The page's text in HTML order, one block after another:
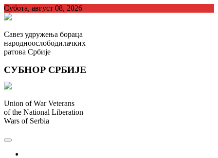
Skip
to
Субота, август 08, 2026
Савез удружења бораца
народноослободилачких
ратова Србије
СУБНОР СРБИЈЕ
Union of War Veterans
of the National Liberation
Wars of Serbia